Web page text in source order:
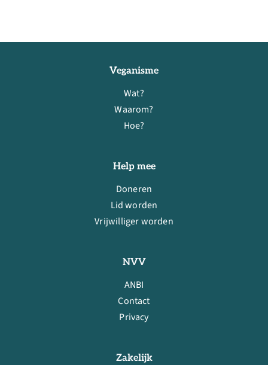
Veganisme
Wat?
Waarom?
Hoe?
Help mee
Doneren
Lid worden
Vrijwilliger worden
NVV
ANBI
Contact
Privacy
Zakelijk